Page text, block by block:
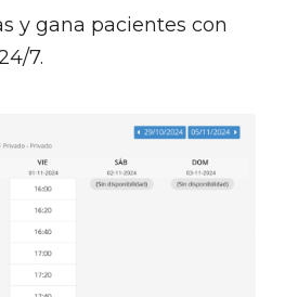
y gana pacientes con
7.